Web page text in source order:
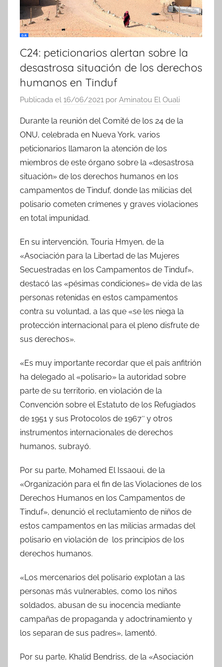
C24: peticionarios alertan sobre la
desastrosa situación de los derechos
humanos en Tinduf
Publicada el 16/06/2021 por Aminatou El Ouali
Durante la reunión del Comité de los 24 de la
ONU, celebrada en Nueva York, varios
peticionarios llamaron la atención de los
miembros de este órgano sobre la «desastrosa
situación» de los derechos humanos en los
campamentos de Tinduf, donde las milicias del
polisario cometen crímenes y graves violaciones
en total impunidad.
En su intervención, Touria Hmyen, de la
«Asociación para la Libertad de las Mujeres
Secuestradas en los Campamentos de Tinduf»,
destacó las «pésimas condiciones» de vida de las
personas retenidas en estos campamentos
contra su voluntad, a las que «se les niega la
protección internacional para el pleno disfrute de
sus derechos».
«Es muy importante recordar que el país anfitrión
ha delegado al «polisario» la autoridad sobre
parte de su territorio, en violación de la
Convención sobre el Estatuto de los Refugiados
de 1951 y sus Protocolos de 1967″ y otros
instrumentos internacionales de derechos
humanos, subrayó.
Por su parte, Mohamed El Issaoui, de la
«Organización para el fin de las Violaciones de los
Derechos Humanos en los Campamentos de
Tinduf», denunció el reclutamiento de niños de
estos campamentos en las milicias armadas del
polisario en violación de los principios de los
derechos humanos.
«Los mercenarios del polisario explotan a las
personas más vulnerables, como los niños
soldados, abusan de su inocencia mediante
campañas de propaganda y adoctrinamiento y
los separan de sus padres», lamentó.
Por su parte, Khalid Bendriss, de la «Asociación